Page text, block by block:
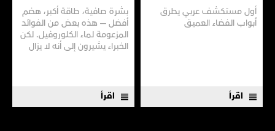
أول مستكشف عربي يطرق
أبواب الفضاء العميق
اقرأ
بشرة صافية، طاقة أكبر، هضم
أفضل — هذه بعض من الفوائد
المزعومة لماء الكلوروفيل. لكن
الخبراء يشيرون إلى أنه لا يزال
اقرأ